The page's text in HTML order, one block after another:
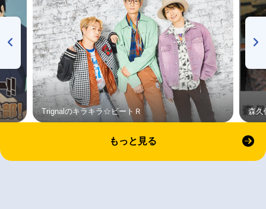
Trignalのキラキラ☆ビートＲ 森久
もっと見る